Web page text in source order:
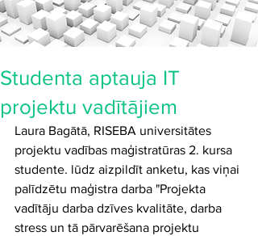
Studenta aptauja IT
projektu vadītājiem
Laura Bagātā, RISEBA universitātes
projektu vadības maģistratūras 2. kursa
studente. lūdz aizpildīt anketu, kas viņai
palīdzētu maģistra darba "Projekta
vadītāju darba dzīves kvalitāte, darba
stress un tā pārvarēšana projektu